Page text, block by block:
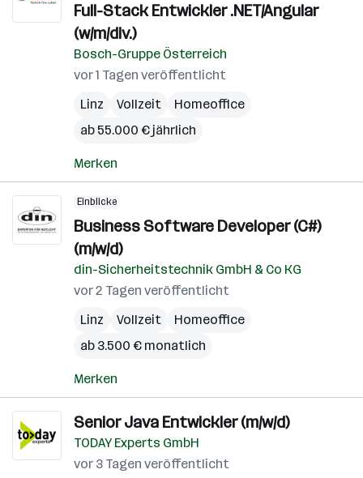
Full-Stack Entwickler .NET/Angular
(w/m/div.)
Bosch-Gruppe Österreich
vor 1 Tagen veröffentlicht
Linz
Vollzeit
Homeoffice
ab 55.000 € jährlich
Merken
Einblicke
Business Software Developer (C#)
(m/w/d)
din-Sicherheitstechnik GmbH & Co KG
vor 2 Tagen veröffentlicht
Linz
Vollzeit
Homeoffice
ab 3.500 € monatlich
Merken
Senior Java Entwickler (m/w/d)
TODAY Experts GmbH
vor 3 Tagen veröffentlicht